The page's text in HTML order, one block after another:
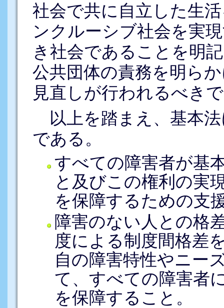
社会で共に自立した生
ンクルーシブ社会を実
き社会であることを明
公共団体の責務を明ら
見直しが行われるべき
以上を踏まえ、基本
である。
すべての障害者が基
と及びこの権利の実
を保障するための支
障害のない人との格
度による制度間格差
自の障害特性やニー
て、すべての障害者
を保障すること。